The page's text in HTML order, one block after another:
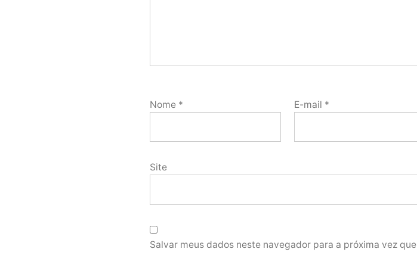
Nome * E-mail *
Site
Salvar meus dados neste navegador para a próxima vez que